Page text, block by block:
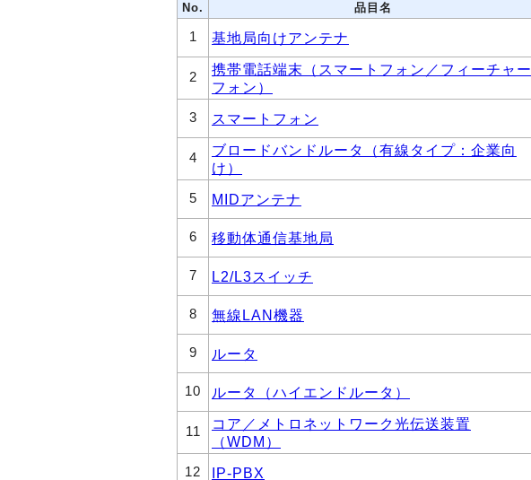
No. 品目名
1 基地局向けアンテナ
2
携帯電話端末（スマートフォン／フィーチャー
フォン）
3 スマートフォン
4
ブロードバンドルータ（有線タイプ：企業向
け）
5 MIDアンテナ
6 移動体通信基地局
7 L2/L3スイッチ
8 無線LAN機器
9 ルータ
10 ルータ（ハイエンドルータ）
11
コア／メトロネットワーク光伝送装置
（WDM）
12 IP-PBX